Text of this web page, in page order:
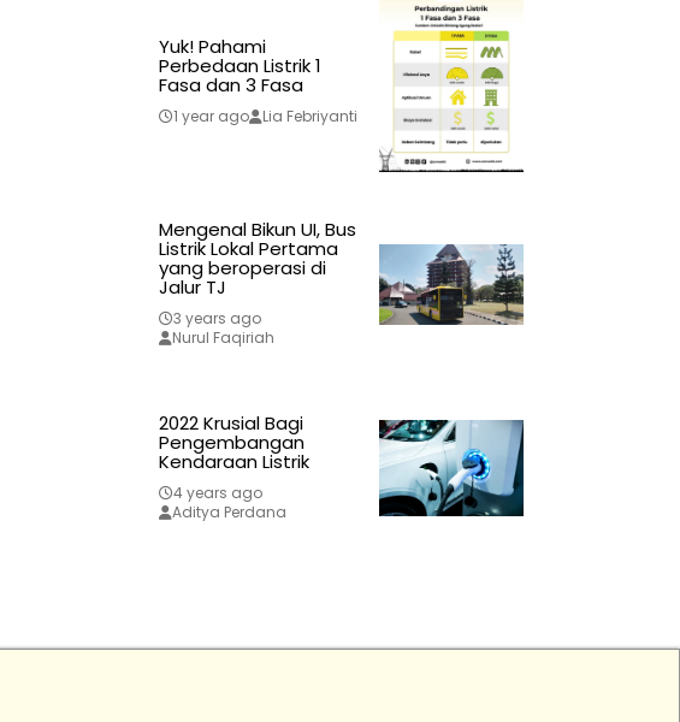
Yuk! Pahami
Perbedaan Listrik 1
Fasa dan 3 Fasa
1 year ago Lia Febriyanti
Mengenal Bikun UI, Bus
Listrik Lokal Pertama
yang beroperasi di
Jalur TJ
3 years ago
Nurul Faqiriah
2022 Krusial Bagi
Pengembangan
Kendaraan Listrik
4 years ago
Aditya Perdana